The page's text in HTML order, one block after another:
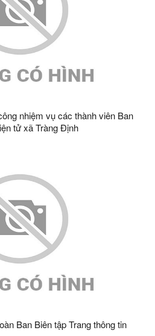
nhiệm vụ các thành viên Ban
tử xã Tràng Định
Ban Biên tập Trang thông tin